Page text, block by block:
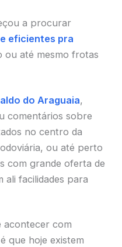
a procurar
eficientes pra
ou até mesmo frotas
do Araguaia,
comentários sobre
no centro da
ou até perto
com grande oferta de
ali facilidades para
acontecer com
que hoje existem